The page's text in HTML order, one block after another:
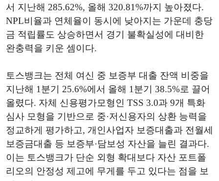
서 지난해 285.62%, 올해 320.81%까지 높아졌다.
NPL비율과 연체율이 동시에 낮아지는 가운데 충당
금 적립률도 상승하면서 경기 불확실성에 대비한
완충력을 키운 셈이다.
토스뱅크는 전체 여신 중 보증부 대출 잔액 비중을
지난해 1분기 25.6%에서 올해 1분기 38.5%로 끌어
올렸다. 자체 신용평가모형인 TSS 3.0과 9개 특화
심사 모형을 기반으로 중·저신용자의 상환 능력을
정교하게 평가하고, 개인사업자 보증대출과 전월세
보증금대출 등 보증부·담보성 자산을 늘린 결과다.
이는 토스뱅크가 단순 외형 확대보다 자산 포트폴
리오의 안정성 제고에 무게를 두고 있다는 점을 보